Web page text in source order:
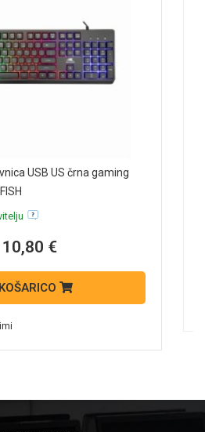
USB US črna gaming
10,80 €